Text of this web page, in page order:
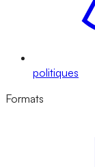
politiques
Formats